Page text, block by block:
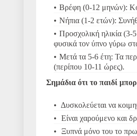
Βρέφη (0-12 μηνών):
Νήπια (1-2 ετών):
Προσχολική ηλικία (3-
φυσικά τον ύπνο γύρω
Μετά τα 5-6 έτη: Τα
(περίπου 10-11 ώρες).
Σημάδια ότι το παιδί
Δυσκολεύεται να
Είναι χαρούμενο και
Ξυπνά μόνο του το